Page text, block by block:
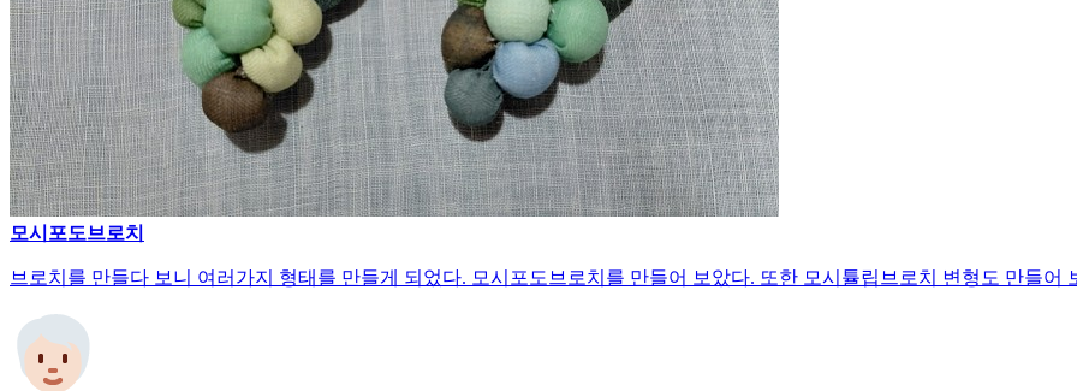
모시포도브로치
브로치를 만들다 보니 여러가지 형태를 만들게 되었다. 모시포도브로치를 만들어 보았다. 또한 모시튤립브로치 변형도 만들어